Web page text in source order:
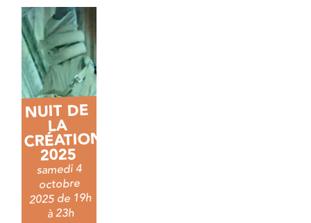
NUIT DE
LA
CRÉATION
2025
samedi 4
octobre
2025 de 19h
à 23h